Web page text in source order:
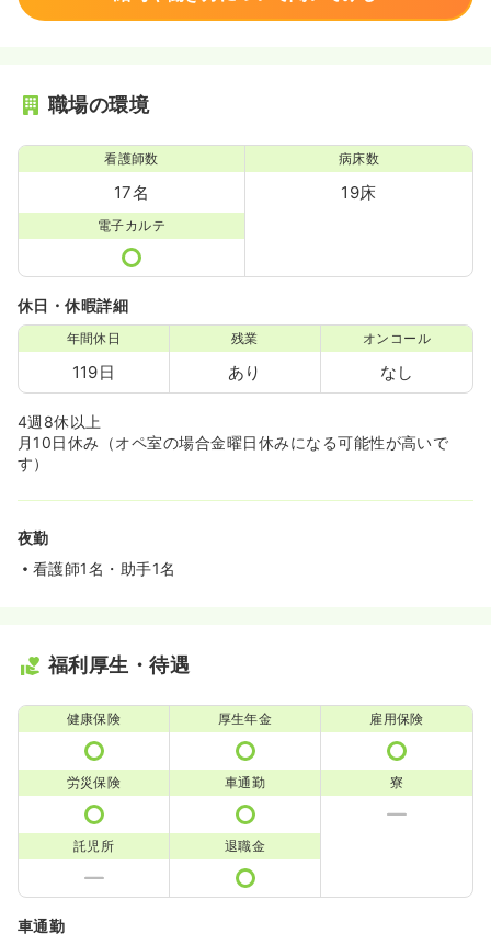
職場の環境
看護師数
17名
病床数
19床
電子カルテ
休日・休暇詳細
年間休日
119日
残業
あり
オンコール
なし
4週8休以上
月10日休み（オペ室の場合金曜日休みになる可能性が高いで
す）
夜勤
看護師1名・助手1名
福利厚生・待遇
健康保険 厚生年金 雇用保険
労災保険 車通勤 寮
託児所 退職金
車通勤